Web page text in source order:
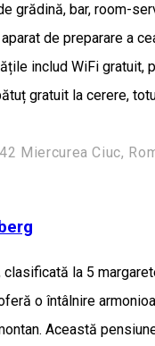
grădină, bar, room-
de preparare a
includ WiFi gratuit,
gratuit la cerere,
Miercurea Ciuc,
clasificată la 5
o întâlnire
Această